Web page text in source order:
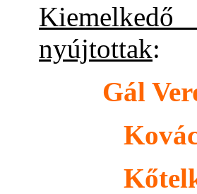
nyújtottak:
Gál
Kovács
Kőtelki